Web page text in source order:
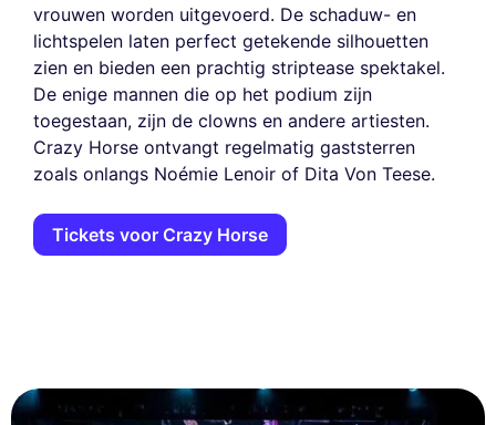
vrouwen worden uitgevoerd. De schaduw- en
lichtspelen laten perfect getekende silhouetten
zien en bieden een prachtig striptease spektakel.
De enige mannen die op het podium zijn
toegestaan, zijn de clowns en andere artiesten.
Crazy Horse ontvangt regelmatig gaststerren
zoals onlangs Noémie Lenoir of Dita Von Teese.
Tickets voor Crazy Horse